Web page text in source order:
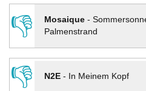
👎
Mosaique-
Palmenstrand
👎
N2E- In Meinem Kopf